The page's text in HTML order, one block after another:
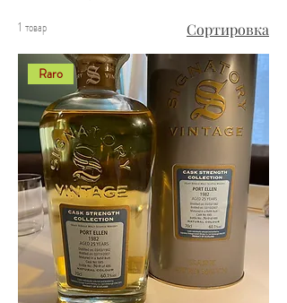
1 товар Сортировка
Raro